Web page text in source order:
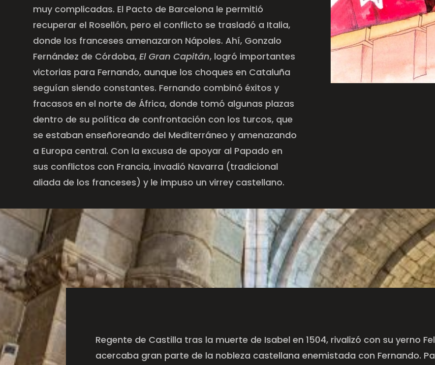
muy complicadas. El Pacto de Barcelona le permitió
recuperar el Rosellón, pero el conflicto se trasladó a Italia,
donde los franceses amenazaron Nápoles. Ahí, Gonzalo
Fernández de Córdoba,El Gran Capitán, logró importantes
victorias para Fernando, aunque los choques en Cataluña
seguían siendo constantes. Fernando combinó éxitos y
fracasos en el norte de África, donde tomó algunas plazas
dentro de su política de confrontación con los turcos, que
se estaban enseñoreando del Mediterráneo y amenazando
a Europa central. Con la excusa de apoyar al Papado en
sus conflictos con Francia, invadió Navarra (tradicional
aliada de los franceses) y le impuso un virrey castellano.
Regente de Castilla tras la muerte de Isabel en 1504, rivalizó con su yerno
acercaba gran parte de la nobleza castellana enemistada con Fernando.